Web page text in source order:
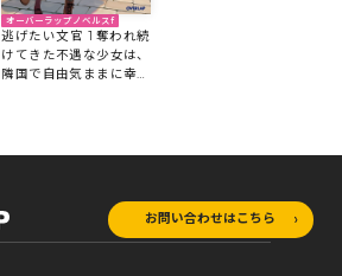
オーバーラップノベルスf
逃げたい文官 1 奪われ続
けてきた不遇な少女は、
隣国で自由気ままに幸せ
お問い合わせはこちら